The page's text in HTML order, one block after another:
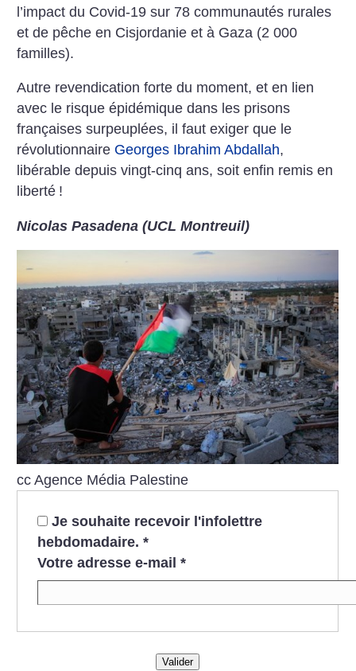
l’impact du Covid-19 sur 78 communautés rurales
et de pêche en Cisjordanie et à Gaza (2 000
familles).
Autre revendication forte du moment, et en lien
avec le risque épidémique dans les prisons
françaises surpeuplées, il faut exiger que le
révolutionnaire Georges Ibrahim Abdallah,
libérable depuis vingt-cinq ans, soit enfin remis en
liberté !
Nicolas Pasadena (UCL Montreuil)
cc Agence Média Palestine
Je souhaite recevoir l'infolettre
hebdomadaire. *
Votre adresse e-mail *
Valider